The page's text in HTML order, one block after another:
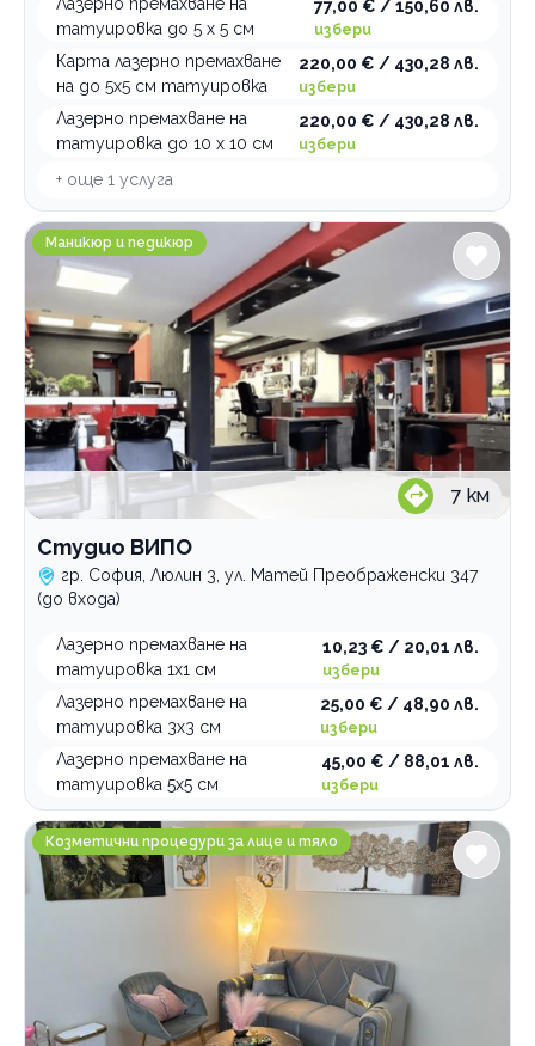
татуировка до 5 х 5 см
77,00 € / 150,60 лв.
избери
Карта лазерно премахване
на до 5х5 см татуировка
220,00 € / 430,28 лв.
избери
Лазерно премахване на
татуировка до 10 х 10 см
220,00 € / 430,28 лв.
избери
+ още 1 услуга
Студио ВИПО
Маникюр и педикюр
7 км
Студио ВИПО
гр. София, Люлин 3, ул. Матей Преображенски 347
(до входа)
Лазерно премахване на
татуировка 1х1 см
10,23 € / 20,01 лв.
избери
Лазерно премахване на
татуировка 3х3 см
25,00 € / 48,90 лв.
избери
Лазерно премахване на
татуировка 5х5 см
45,00 € / 88,01 лв.
избери
Студио за естествена красота Casablanca
Козметични процедури за лице и тяло